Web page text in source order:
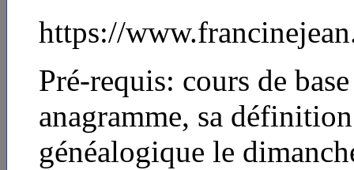
https://
Pré-requis: cours de
anagramme, sa
généalogique le